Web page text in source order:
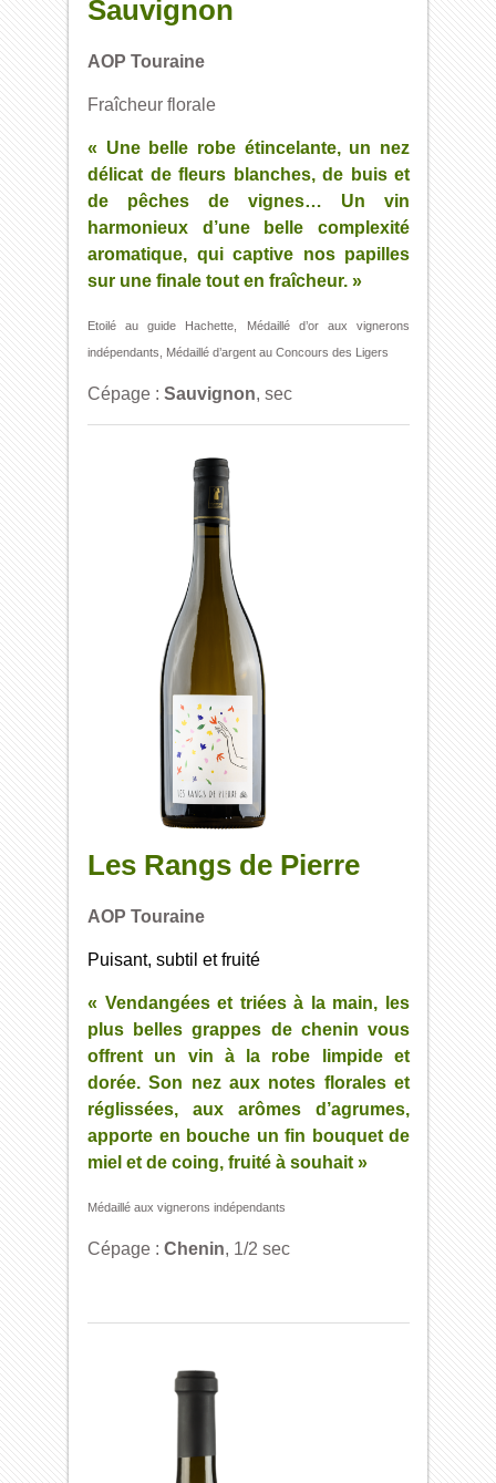
Sauvignon
AOP Touraine
Fraîcheur florale
« Une belle robe étincelante, un nez
délicat de fleurs blanches, de buis et
de pêches de vignes… Un vin
harmonieux d’une belle complexité
aromatique, qui captive nos papilles
sur une finale tout en fraîcheur. »
Etoilé au guide Hachette, Médaillé d’or aux vignerons
indépendants, Médaillé d’argent au Concours des Ligers
Cépage : Sauvignon, sec
Les Rangs de Pierre
AOP Touraine
Puisant, subtil et fruité
« Vendangées et triées à la main, les
plus belles grappes de chenin vous
offrent un vin à la robe limpide et
dorée. Son nez aux notes florales et
réglissées, aux arômes d’agrumes,
apporte en bouche un fin bouquet de
miel et de coing, fruité à souhait »
Médaillé aux vignerons indépendants
Cépage : Chenin, 1/2 sec